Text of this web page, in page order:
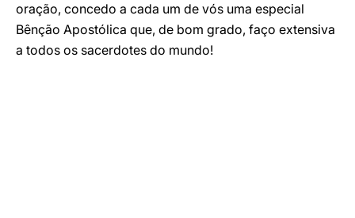
oração, concedo a cada um de vós uma especial
Bênção Apostólica que, de bom grado, faço extensiva
a todos os sacerdotes do mundo!